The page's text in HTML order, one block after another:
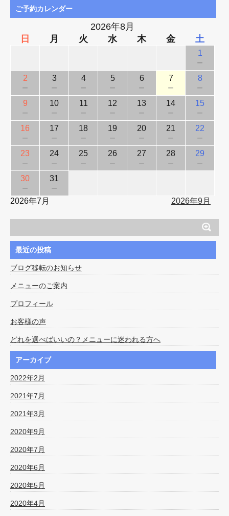
ご予約カレンダー
2026年8月
日
月 火 水 木 金 土
1
－
2
－
3
－
4
－
5
－
6
－
7
－
8
－
9
－
10
－
11
－
12
－
13
－
14
－
15
－
16
－
17
－
18
－
19
－
20
－
21
－
22
－
23
－
24
－
25
－
26
－
27
－
28
－
29
－
30
－
31
－
2026年7月 2026年9月
最近の投稿
ブログ移転のお知らせ
メニューのご案内
プロフィール
お客様の声
どれを選べばいいの？メニューに迷われる方へ
アーカイブ
2022年2月
2021年7月
2021年3月
2020年9月
2020年7月
2020年6月
2020年5月
2020年4月